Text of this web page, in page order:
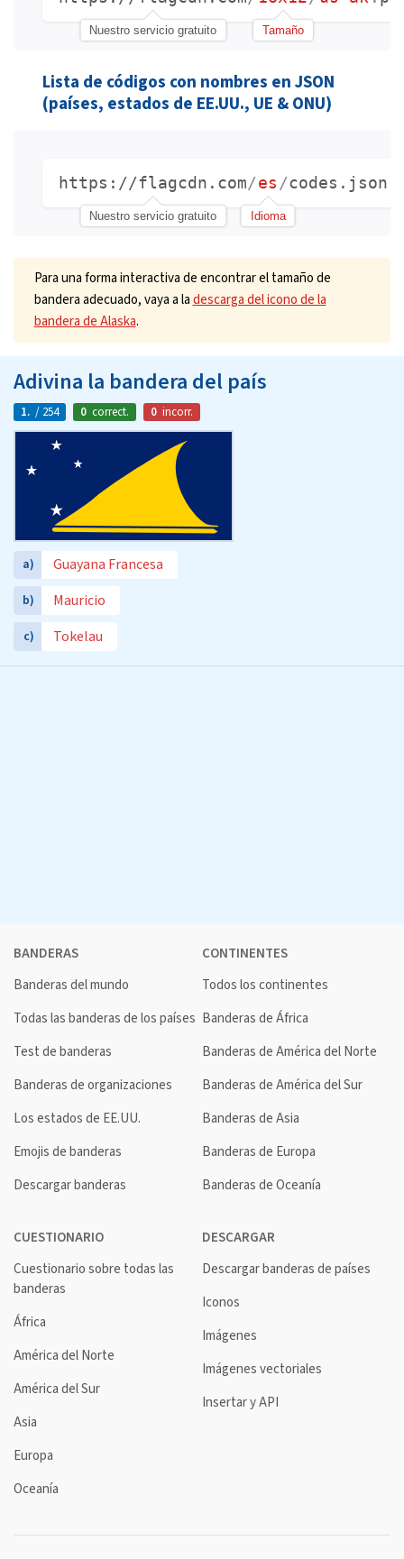
Nuestro servicio gratuito Tamaño
Lista de códigos con nombres en JSON
(países, estados de EE.UU., UE & ONU)
https://flagcdn.com
Nuestro servicio gratuito
/es
Idioma
/codes.json
Para una forma interactiva de encontrar el tamaño de
bandera adecuado, vaya a ladescarga del icono de la
bandera de Alaska.
Adivina la bandera del país
1. / 254 0 correct. 0 incorr.
a) Guayana Francesa
b) Mauricio
c) Tokelau
BANDERAS
Banderas del mundo
Todas las banderas de los países
Test de banderas
Banderas de organizaciones
Los estados de EE.UU.
Emojis de banderas
Descargar banderas
CONTINENTES
Todos los continentes
Banderas de África
Banderas de América del Norte
Banderas de América del Sur
Banderas de Asia
Banderas de Europa
Banderas de Oceanía
CUESTIONARIO
Cuestionario sobre todas las
banderas
África
América del Norte
América del Sur
Asia
Europa
Oceanía
DESCARGAR
Descargar banderas de países
Iconos
Imágenes
Imágenes vectoriales
Insertar y API